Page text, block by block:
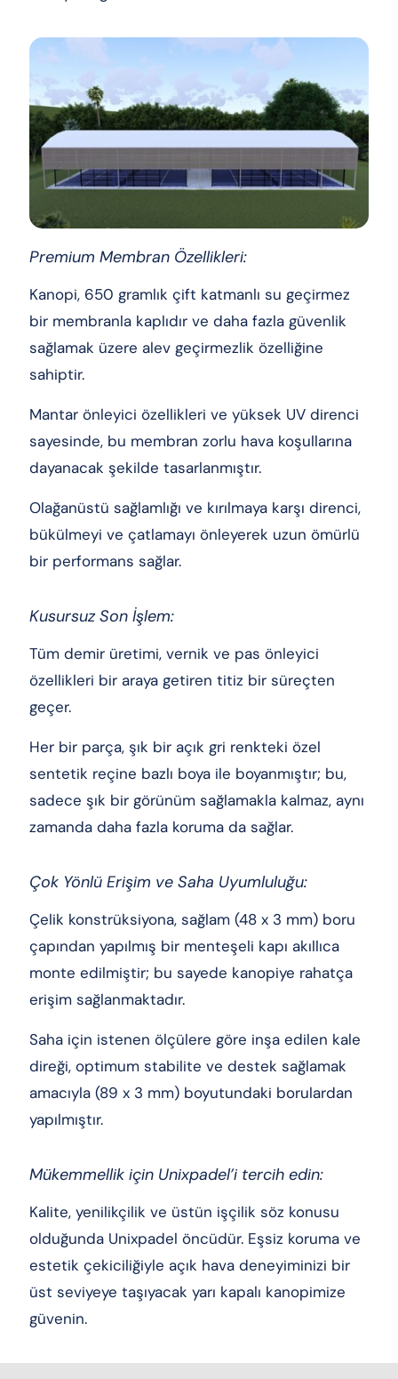
Premium Membran Özellikleri:
Kanopi, 650 gramlık çift katmanlı su geçirmez
bir membranla kaplıdır ve daha fazla güvenlik
sağlamak üzere alev geçirmezlik özelliğine
sahiptir.
Mantar önleyici özellikleri ve yüksek UV direnci
sayesinde, bu membran zorlu hava koşullarına
dayanacak şekilde tasarlanmıştır.
Olağanüstü sağlamlığı ve kırılmaya karşı direnci,
bükülmeyi ve çatlamayı önleyerek uzun ömürlü
bir performans sağlar.
Kusursuz Son İşlem:
Tüm demir üretimi, vernik ve pas önleyici
özellikleri bir araya getiren titiz bir süreçten
geçer.
Her bir parça, şık bir açık gri renkteki özel
sentetik reçine bazlı boya ile boyanmıştır; bu,
sadece şık bir görünüm sağlamakla kalmaz, aynı
zamanda daha fazla koruma da sağlar.
Çok Yönlü Erişim ve Saha Uyumluluğu:
Çelik konstrüksiyona, sağlam (48 x 3 mm) boru
çapından yapılmış bir menteşeli kapı akıllıca
monte edilmiştir; bu sayede kanopiye rahatça
erişim sağlanmaktadır.
Saha için istenen ölçülere göre inşa edilen kale
direği, optimum stabilite ve destek sağlamak
amacıyla (89 x 3 mm) boyutundaki borulardan
yapılmıştır.
Mükemmellik için Unixpadel’i tercih edin:
Kalite, yenilikçilik ve üstün işçilik söz konusu
olduğunda Unixpadel öncüdür. Eşsiz koruma ve
estetik çekiciliğiyle açık hava deneyiminizi bir
üst seviyeye taşıyacak yarı kapalı kanopimize
güvenin.